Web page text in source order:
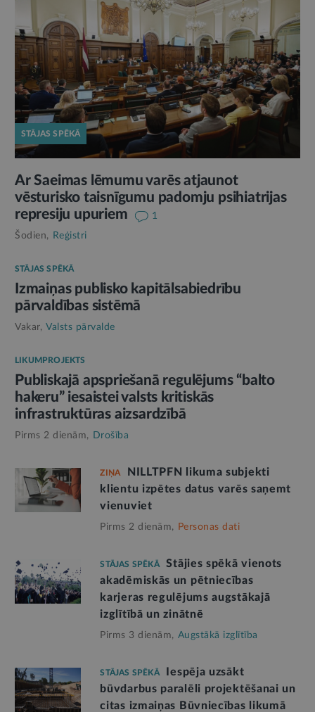
STĀJAS SPĒKĀ
Ar Saeimas lēmumu varēs atjaunot
vēsturisko taisnīgumu padomju psihiatrijas
represiju upuriem
1
Šodien, Reģistri
STĀJAS SPĒKĀ
Izmaiņas publisko kapitālsabiedrību
pārvaldības sistēmā
Vakar, Valsts pārvalde
LIKUMPROJEKTS
Publiskajā apspriešanā regulējums “balto
hakeru” iesaistei valsts kritiskās
infrastruktūras aizsardzībā
Pirms 2 dienām, Drošība
ZIŅA
NILLTPFN likuma subjekti
klientu izpētes datus varēs saņemt
vienuviet
Pirms 2 dienām, Personas dati
STĀJAS SPĒKĀ
Stājies spēkā vienots
akadēmiskās un pētniecības
karjeras regulējums augstākajā
izglītībā un zinātnē
Pirms 3 dienām, Augstākā izglītība
STĀJAS SPĒKĀ
Iespēja uzsākt
būvdarbus paralēli projektēšanai un
citas izmaiņas Būvniecības likumā